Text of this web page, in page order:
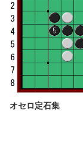
オセロ定石集